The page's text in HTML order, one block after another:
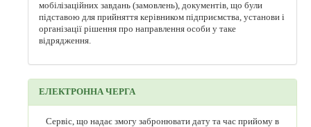
мобілізаційних завдань (замовлень), документів, що були
підставою для прийняття керівником підприємства, установи і
організації рішення про направлення особи у таке
відрядження.
ЕЛЕКТРОННА ЧЕРГА
Сервіс, що надає змогу забронювати дату та час прийому в